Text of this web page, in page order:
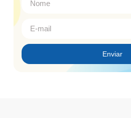
Enviar